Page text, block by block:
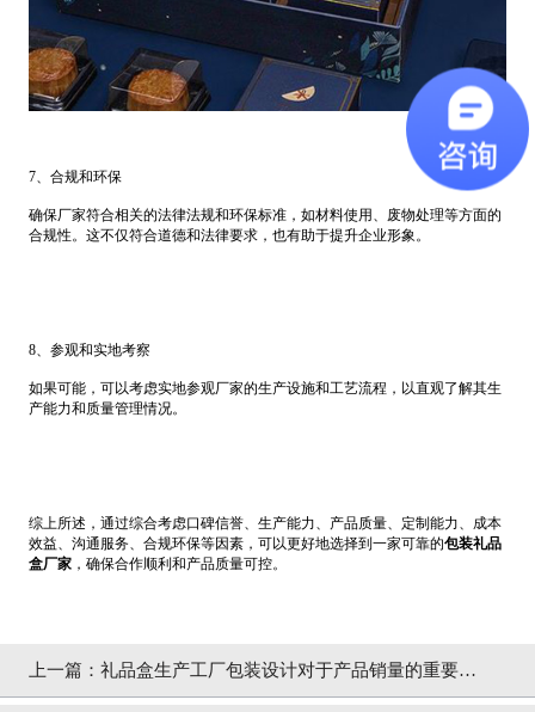
7、合规和环保
确保厂家符合相关的法律法规和环保标准，如材料使用、废物处理等方面的
合规性。这不仅符合道德和法律要求，也有助于提升企业形象。
8、参观和实地考察
如果可能，可以考虑实地参观厂家的生产设施和工艺流程，以直观了解其生
产能力和质量管理情况。
综上所述，通过综合考虑口碑信誉、生产能力、产品质量、定制能力、成本
效益、沟通服务、合规环保等因素，可以更好地选择到一家可靠的包装礼品
盒厂家，确保合作顺利和产品质量可控。
上一篇： 礼品盒生产工厂包装设计对于产品销量的重要